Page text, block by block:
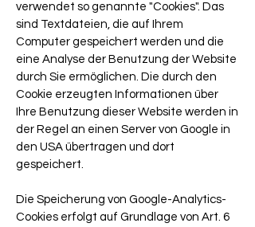
verwendet so genannte "Cookies". Das
sind Textdateien, die auf Ihrem
Computer gespeichert werden und die
eine Analyse der Benutzung der Website
durch Sie ermöglichen. Die durch den
Cookie erzeugten Informationen über
Ihre Benutzung dieser Website werden in
der Regel an einen Server von Google in
den USA übertragen und dort
gespeichert.
Die Speicherung von Google-Analytics-
Cookies erfolgt auf Grundlage von Art. 6